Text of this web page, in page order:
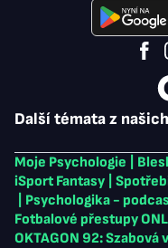
Další témata z
Moje Psychologie
iSport Fantasy
Psychologika -
Fotbalové přestupy
OKTAGON 92: Szabová